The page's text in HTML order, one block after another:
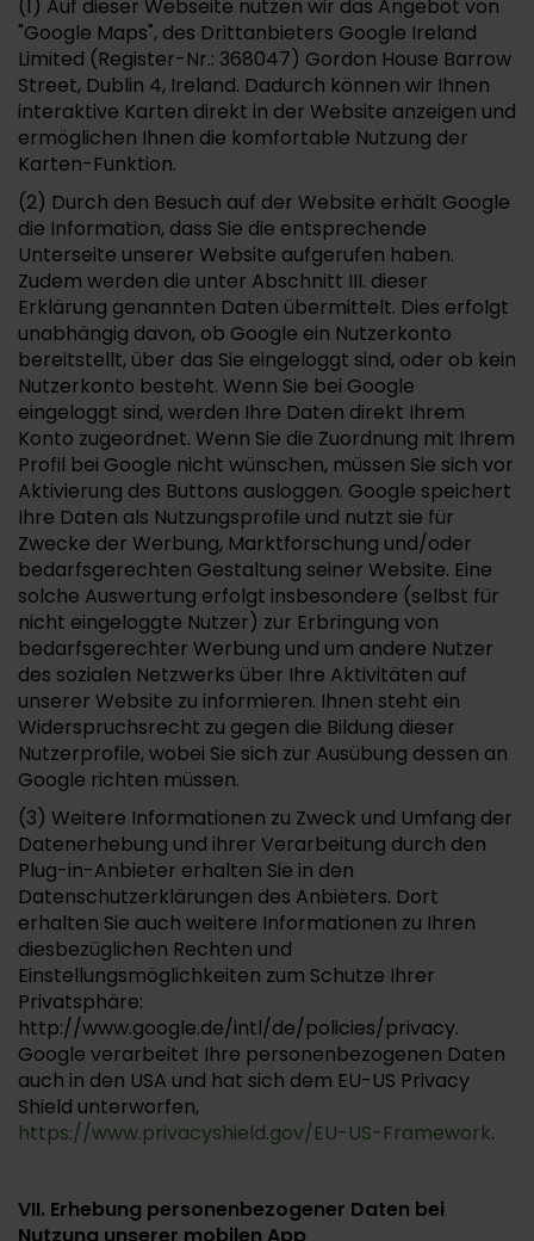
(1) Auf dieser Webseite nutzen wir das Angebot von
"Google Maps", des Drittanbieters Google Ireland
Limited (Register-Nr.: 368047) Gordon House Barrow
Street, Dublin 4, Ireland. Dadurch können wir Ihnen
interaktive Karten direkt in der Website anzeigen und
ermöglichen Ihnen die komfortable Nutzung der
Karten-Funktion.
(2) Durch den Besuch auf der Website erhält Google
die Information, dass Sie die entsprechende
Unterseite unserer Website aufgerufen haben.
Zudem werden die unter Abschnitt III. dieser
Erklärung genannten Daten übermittelt. Dies erfolgt
unabhängig davon, ob Google ein Nutzerkonto
bereitstellt, über das Sie eingeloggt sind, oder ob kein
Nutzerkonto besteht. Wenn Sie bei Google
eingeloggt sind, werden Ihre Daten direkt Ihrem
Konto zugeordnet. Wenn Sie die Zuordnung mit Ihrem
Profil bei Google nicht wünschen, müssen Sie sich vor
Aktivierung des Buttons ausloggen. Google speichert
Ihre Daten als Nutzungsprofile und nutzt sie für
Zwecke der Werbung, Marktforschung und/oder
bedarfsgerechten Gestaltung seiner Website. Eine
solche Auswertung erfolgt insbesondere (selbst für
nicht eingeloggte Nutzer) zur Erbringung von
bedarfsgerechter Werbung und um andere Nutzer
des sozialen Netzwerks über Ihre Aktivitäten auf
unserer Website zu informieren. Ihnen steht ein
Widerspruchsrecht zu gegen die Bildung dieser
Nutzerprofile, wobei Sie sich zur Ausübung dessen an
Google richten müssen.
(3) Weitere Informationen zu Zweck und Umfang der
Datenerhebung und ihrer Verarbeitung durch den
Plug-in-Anbieter erhalten Sie in den
Datenschutzerklärungen des Anbieters. Dort
erhalten Sie auch weitere Informationen zu Ihren
diesbezüglichen Rechten und
Einstellungsmöglichkeiten zum Schutze Ihrer
Privatsphäre:
http://www.google.de/intl/de/policies/privacy.
Google verarbeitet Ihre personenbezogenen Daten
auch in den USA und hat sich dem EU-US Privacy
Shield unterworfen,
https://www.privacyshield.gov/EU-US-Framework.
VII. Erhebung personenbezogener Daten bei